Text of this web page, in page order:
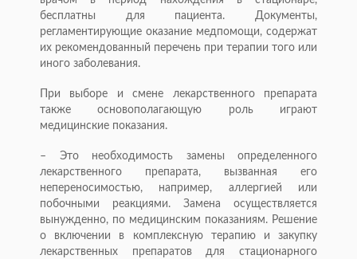
бесплатны для пациента. Документы,
регламентирующие оказание медпомощи, содержат
их рекомендованный перечень при терапии того или
иного заболевания.
При выборе и смене лекарственного препарата
также основополагающую роль играют
медицинские показания.
– Это необходимость замены определенного
лекарственного препарата, вызванная его
непереносимостью, например, аллергией или
побочными реакциями. Замена осуществляется
вынужденно, по медицинским показаниям. Решение
о включении в комплексную терапию и закупку
лекарственных препаратов для стационарного